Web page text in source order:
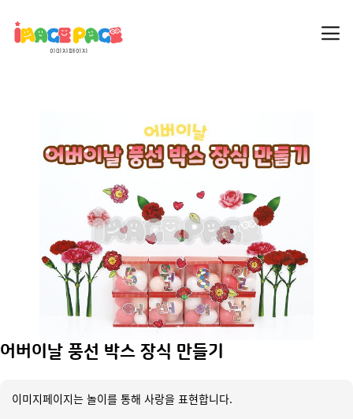
어버이날 풍선 박스 장식 만들기
이미지페이지는 놀이를 통해 사랑을 표현합니다.